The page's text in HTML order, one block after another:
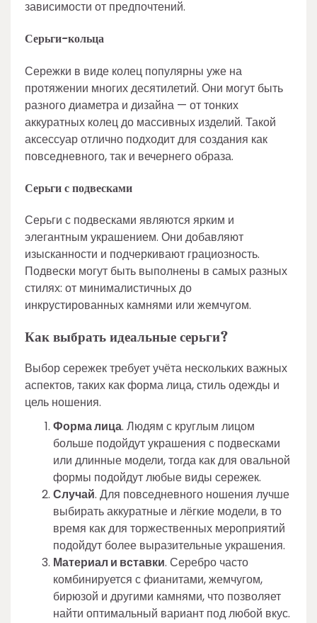
зависимости от предпочтений.
Серьги-кольца
Сережки в виде колец популярны уже на
протяжении многих десятилетий. Они могут быть
разного диаметра и дизайна — от тонких
аккуратных колец до массивных изделий. Такой
аксессуар отлично подходит для создания как
повседневного, так и вечернего образа.
Серьги с подвесками
Серьги с подвесками являются ярким и
элегантным украшением. Они добавляют
изысканности и подчеркивают грациозность.
Подвески могут быть выполнены в самых разных
стилях: от минималистичных до
инкрустированных камнями или жемчугом.
Как выбрать идеальные серьги?
Выбор сережек требует учёта нескольких важных
аспектов, таких как форма лица, стиль одежды и
цель ношения.
Форма лица. Людям с круглым лицом
больше подойдут украшения с подвесками
или длинные модели, тогда как для овальной
формы подойдут любые виды сережек.
Случай. Для повседневного ношения лучше
выбирать аккуратные и лёгкие модели, в то
время как для торжественных мероприятий
подойдут более выразительные украшения.
Материал и вставки. Серебро часто
комбинируется с фианитами, жемчугом,
бирюзой и другими камнями, что позволяет
найти оптимальный вариант под любой вкус.